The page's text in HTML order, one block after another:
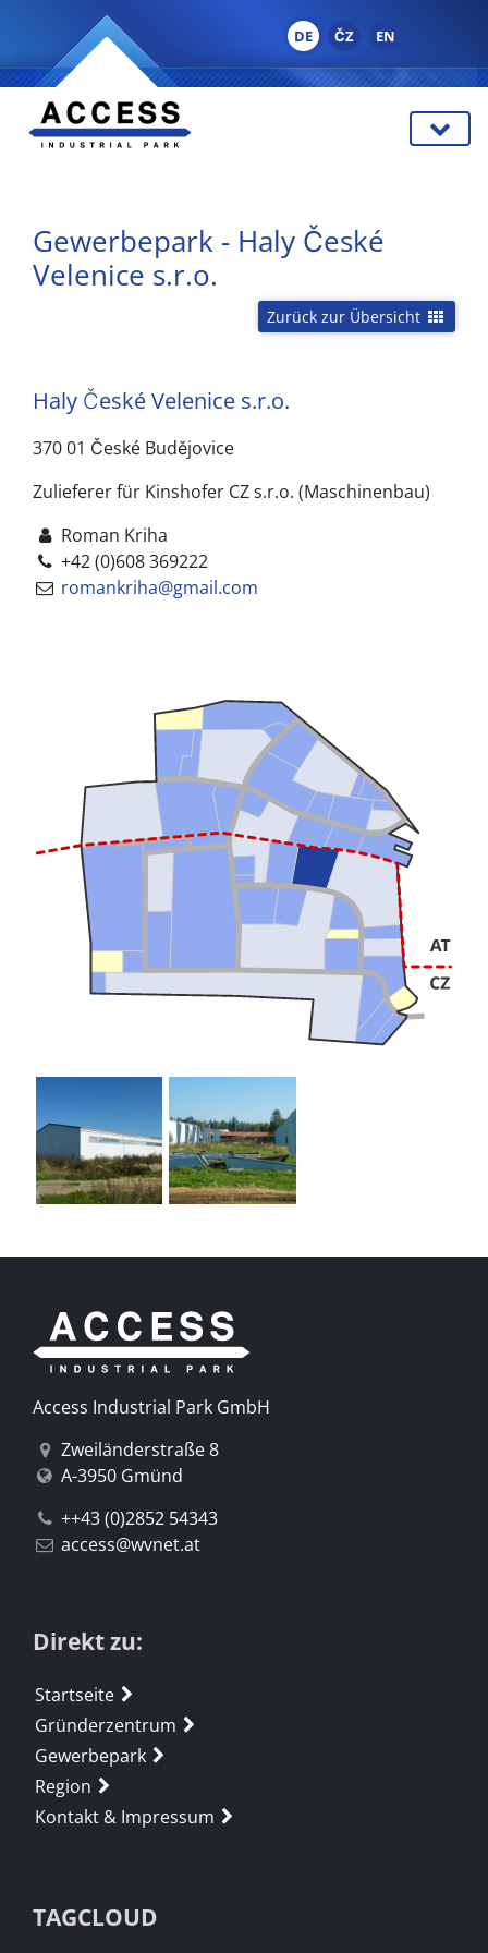
DE ČZ EN
Gewerbepark - Haly České
Velenice s.r.o.
Zurück zur Übersicht
Haly České Velenice s.r.o.
370 01 České Budějovice
Zulieferer für Kinshofer CZ s.r.o. (Maschinenbau)
Roman Kriha
+42 (0)608 369222
romankriha@gmail.com
Access Industrial Park GmbH
Zweiländerstraße 8
A-3950 Gmünd
++43 (0)2852 54343
access@wvnet.at
Direkt zu:
Startseite
Gründerzentrum
Gewerbepark
Region
Kontakt & Impressum
TAGCLOUD